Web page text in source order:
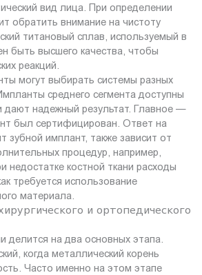
вид лица. При определении
обратить внимание на чистоту
титановый сплав, используемый в
быть высшего качества, чтобы
реакций.
могут выбирать системы разных
среднего сегмента доступны
дают надежный результат. Главное —
был сертифицирован. Ответ на
зубной имплант, также зависит от
процедур, например,
недостатке костной ткани расходы
требуется использование
материала.
и ортопедического
делится на два основных этапа.
когда металлический корень
Часто именно на этом этапе